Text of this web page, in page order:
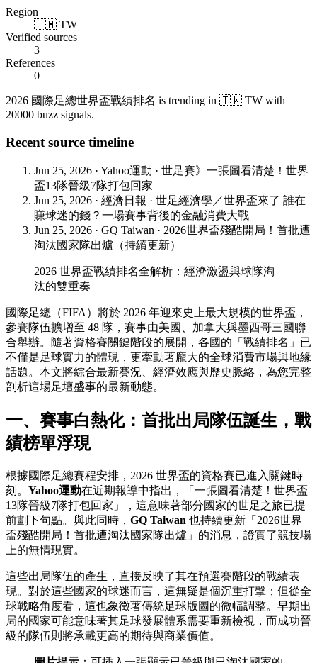
Region
🇹🇼 TW
Verified sources
3
References
0
2026 國際足總世界盃戰績排名 is trending in 🇹🇼 TW with
20000 buzz signals.
Recent source timeline
Jun 25, 2026 · Yahoo運動 · 世足賽》一張圖看清楚！世界
盃13隊晉級7隊打包回家
Jun 25, 2026 · 經濟日報 · 世足經濟學／世界盃來了 誰在
賺球迷的錢？一場賽事背後的金融消費大戰
Jun 25, 2026 · GQ Taiwan · 2026世界盃殘酷開局！首批遭
淘汰國家隊出爐（持續更新）
2026 世界盃戰績排名全解析：經濟激盪與球隊淘
汰的雙重奏
國際足總（FIFA）將於 2026 年迎來史上最大規模的世界盃，
參賽隊伍擴增至 48 隊，賽事由美國、加拿大與墨西哥三國聯
合舉辦。隨著資格賽關鍵階段的展開，各國的「戰績排名」已
不僅是足球實力的體現，更牽動著龐大的全球消費市場與地緣
話題。本文將綜合最新賽況、經濟效應與歷史脈絡，為您完整
剖析這場足壇盛事的最新動態。
一、賽事白熱化：首批出局隊伍誕生，戰
績榜單浮現
根據國際足總賽程安排，2026 世界盃的資格賽已進入關鍵時
刻。 Yahoo運動在近期報導中指出，「一張圖看清楚！世界盃
13隊晉級7隊打包回家」，這意味著部分國家的世足之旅已提
前劃下句點。與此同時， GQ Taiwan 也持續更新「2026世界
盃殘酷開局！首批遭淘汰國家隊出爐」的消息，證實了競技場
上的無情現實。
這些出局隊伍的產生，直接反映了其在預選賽階段的戰績表
現。對於這些國家的球迷而言，這無疑是個沉重打擊；但從全
球戰略角度看，這也象徵著傳統足球版圖的微幅調整。早期出
局的國家可能意味著其足球發展體系需要重新檢視，而成功晉
級的隊伍則將承載更高的期待與商業價值。